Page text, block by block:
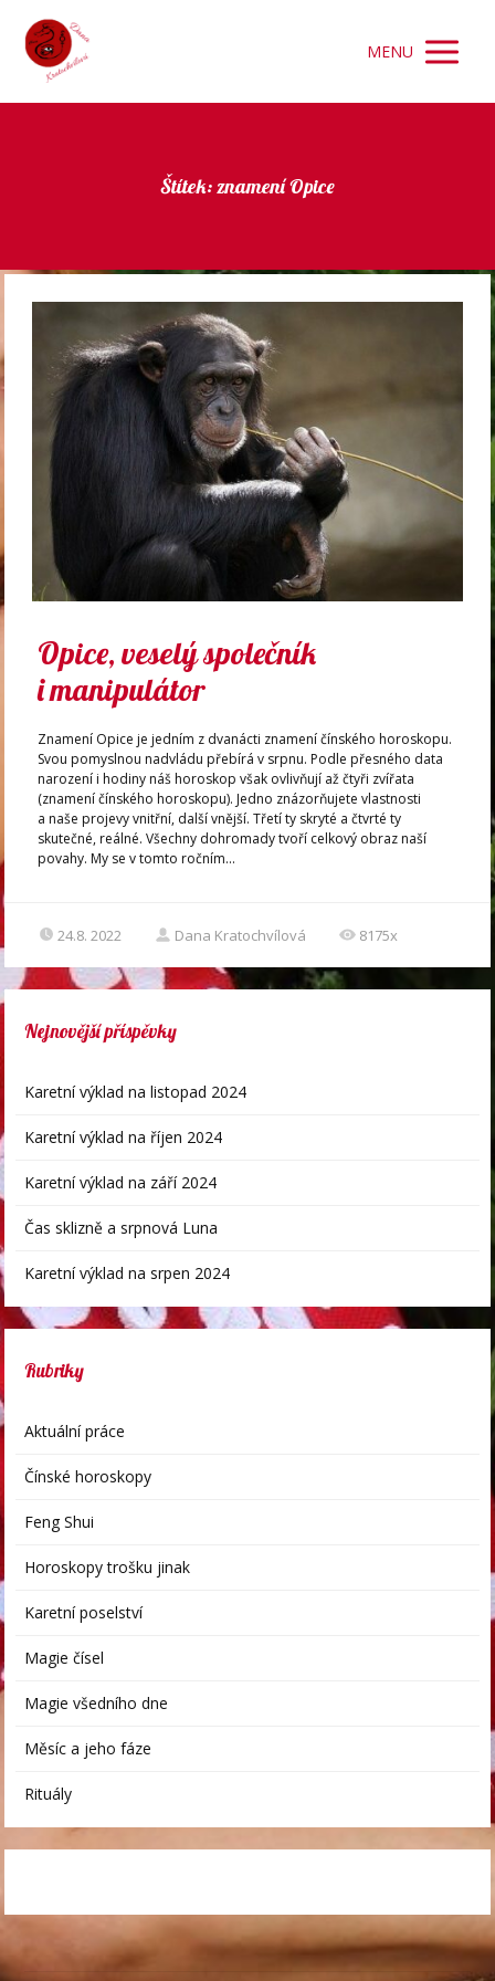
MENU
Štítek: znamení Opice
Opice, veselý společník
i manipulátor
Znamení Opice je jedním z dvanácti znamení čínského horoskopu.
Svou pomyslnou nadvládu přebírá v srpnu. Podle přesného data
narození i hodiny náš horoskop však ovlivňují až čtyři zvířata
(znamení čínského horoskopu). Jedno znázorňujete vlastnosti
a naše projevy vnitřní, další vnější. Třetí ty skryté a čtvrté ty
skutečné, reálné. Všechny dohromady tvoří celkový obraz naší
povahy. My se v tomto ročním...
24.8. 2022 Dana Kratochvílová 8175x
Nejnovější příspěvky
Karetní výklad na listopad 2024
Karetní výklad na říjen 2024
Karetní výklad na září 2024
Čas sklizně a srpnová Luna
Karetní výklad na srpen 2024
Rubriky
Aktuální práce
Čínské horoskopy
Feng Shui
Horoskopy trošku jinak
Karetní poselství
Magie čísel
Magie všedního dne
Měsíc a jeho fáze
Rituály